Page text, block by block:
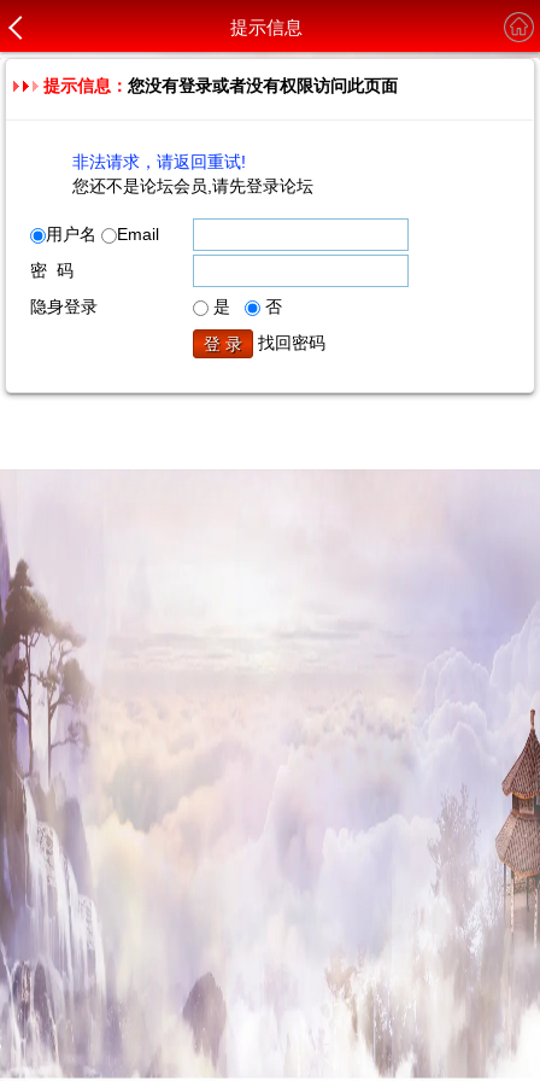
提示信息
提示信息：您没有登录或者没有权限访问此页面
非法请求，请返回重试!
您还不是论坛会员,请先登录论坛
用户名
Email
密 码
隐身登录
是
否
找回密码